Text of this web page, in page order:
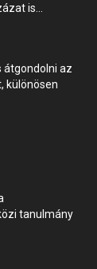
is...
átgondolni az
különösen
tanulmány